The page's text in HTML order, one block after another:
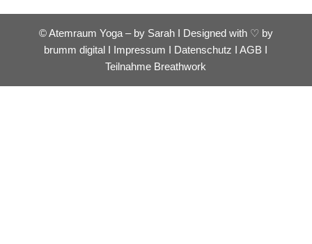
© Atemraum Yoga – by Sarah I Designed with ♡ by
brumm digital I Impressum I Datenschutz IAGB I
Teilnahme Breathwork